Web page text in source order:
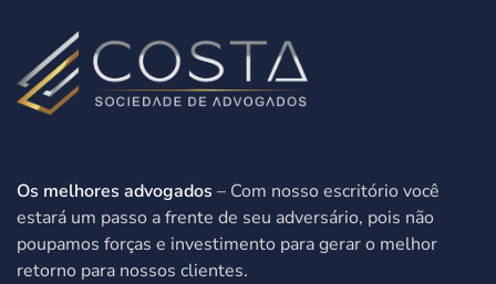
Os melhores advogados – Com nosso escritório você
estará um passo a frente de seu adversário, pois não
poupamos forças e investimento para gerar o melhor
retorno para nossos clientes.